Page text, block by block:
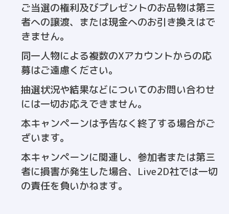
ご当選の権利及びプレゼントのお品物は第三
者への譲渡、または現金へのお引き換えはで
きません。
同一人物による複数のXアカウントからの応
募はご遠慮ください。
抽選状況や結果などについてのお問い合わせ
には一切お応えできません。
本キャンペーンは予告なく終了する場合がご
ざいます。
本キャンペーンに関連し、参加者または第三
者に損害が発生した場合、Live2D社では一切
の責任を負いかねます。